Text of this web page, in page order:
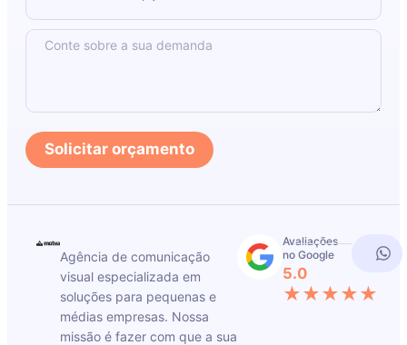
Solicitar orçamento
Agência de comunicação
visual especializada em
soluções para pequenas e
médias empresas. Nossa
missão é fazer com que a sua
Avaliações
no Google
5.0
★★★★★